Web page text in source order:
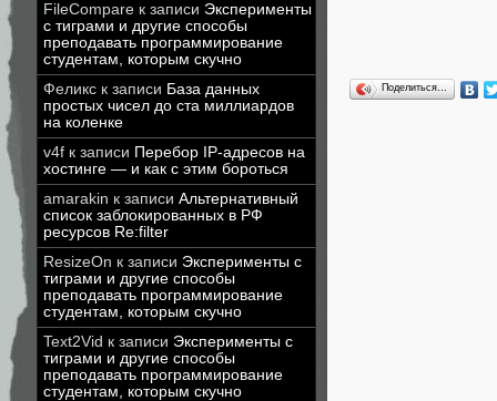
FileCompare к записи Эксперименты
с тиграми и другие способы
преподавать программирование
студентам, которым скучно
Феликс к записи База данных
простых чисел до ста миллиардов
на коленке
v4f к записи Перебор IP-адресов на
хостинге — и как с этим бороться
amarakin к записи Альтернативный
список заблокированных в РФ
ресурсов Re:filter
ResizeOn к записи Эксперименты с
тиграми и другие способы
преподавать программирование
студентам, которым скучно
Text2Vid к записи Эксперименты с
тиграми и другие способы
преподавать программирование
студентам, которым скучно
Поделиться…